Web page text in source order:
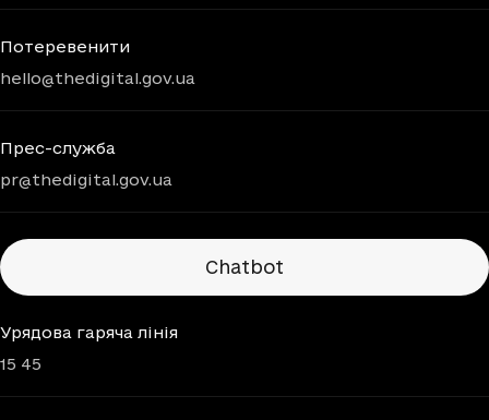
Потеревенити
hello@thedigital.gov.ua
Прес-служба
pr@thedigital.gov.ua
Chatbots
Chatbot
Урядова гаряча лінія
15 45